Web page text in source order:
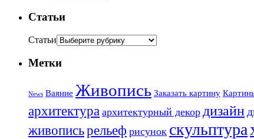
Статьи
Статьи
Метки
News Ваяние Живопись Заказать картину
архитектура архитектурный декор дизайн
живописьрельеф рисунок скульптура